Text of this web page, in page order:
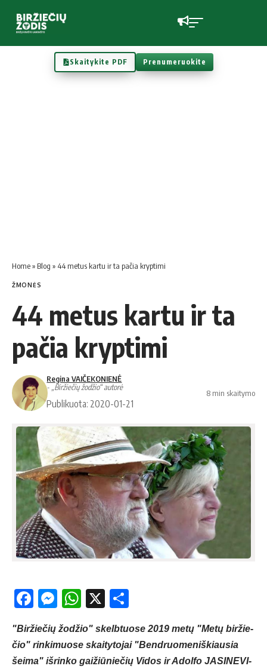
Skaitykite PDF Prenumeruokite
Home» Blog » 44 metus kartu ir ta pačia kryptimi
ŽMONĖS
44 metus kartu ir ta
pačia kryptimi
Regina VAIČEKONIENĖ
- „Biržiečių žodžio“ autorė
Publikuota: 2020-01-21
8 min skaitymo
Facebook
Messenger
WhatsApp
X
"Bir­žie­čių žo­džio" skelb­tuo­se 2019 me­tų "Me­tų bir­žie­
čio" rin­ki­muo­se skai­ty­to­jai "Bend­ruo­me­niš­kiau­sia
šei­ma" iš­rin­ko gai­žiū­nie­čių Vi­dos ir Adol­fo JA­SI­NE­VI­